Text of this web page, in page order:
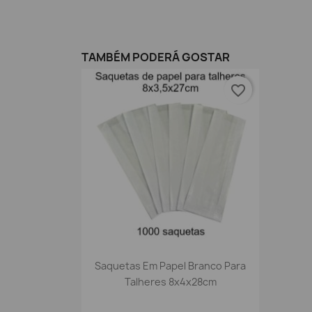
TAMBÉM PODERÁ GOSTAR
Vista rápida
Saquetas Em Papel Branco Para
Talheres 8x4x28cm
favorite_border